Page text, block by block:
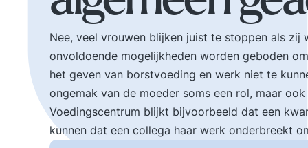
bestuur.
een vakkundig besluit
genomen kan
Nee, veel vrouwen blijken juist te stoppen als
onvoldoende mogelijkheden worden geboden
het geven van borstvoeding en werk niet te
ongemak van de moeder soms een rol, maar
Voedingscentrum blijkt bijvoorbeeld dat een
kunnen dat een collega haar werk onderbreekt